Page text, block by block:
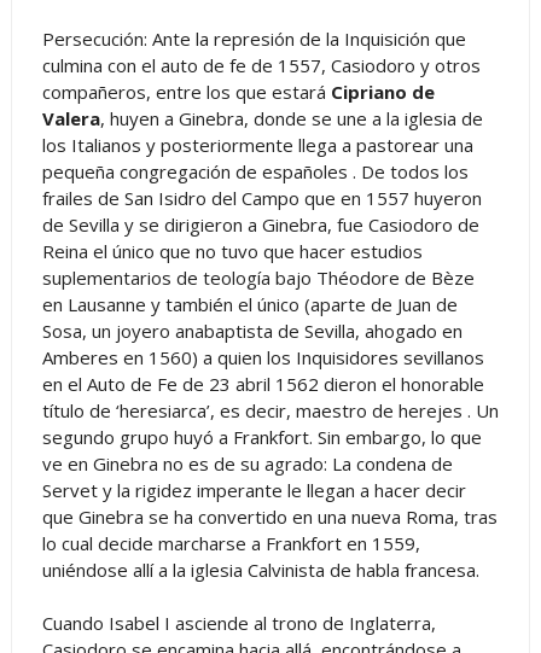
Persecución: Ante la represión de la Inquisición que
culmina con el auto de fe de 1557, Casiodoro y otros
compañeros, entre los que estará Cipriano de
Valera, huyen a Ginebra, donde se une a la iglesia de
los Italianos y posteriormente llega a pastorear una
pequeña congregación de españoles . De todos los
frailes de San Isidro del Campo que en 1557 huyeron
de Sevilla y se dirigieron a Ginebra, fue Casiodoro de
Reina el único que no tuvo que hacer estudios
suplementarios de teología bajo Théodore de Bèze
en Lausanne y también el único (aparte de Juan de
Sosa, un joyero anabaptista de Sevilla, ahogado en
Amberes en 1560) a quien los Inquisidores sevillanos
en el Auto de Fe de 23 abril 1562 dieron el honorable
título de ‘heresiarca’, es decir, maestro de herejes . Un
segundo grupo huyó a Frankfort. Sin embargo, lo que
ve en Ginebra no es de su agrado: La condena de
Servet y la rigidez imperante le llegan a hacer decir
que Ginebra se ha convertido en una nueva Roma, tras
lo cual decide marcharse a Frankfort en 1559,
uniéndose allí a la iglesia Calvinista de habla francesa.
Cuando Isabel I asciende al trono de Inglaterra,